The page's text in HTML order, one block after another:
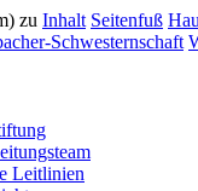
zu Inhalt Seitenfuß
Schwesternschaft
Leitlinien